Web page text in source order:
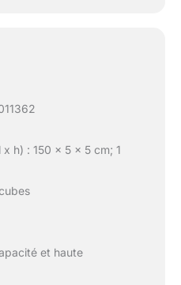
h) : 150 x 5 x 5 cm; 1
et haute